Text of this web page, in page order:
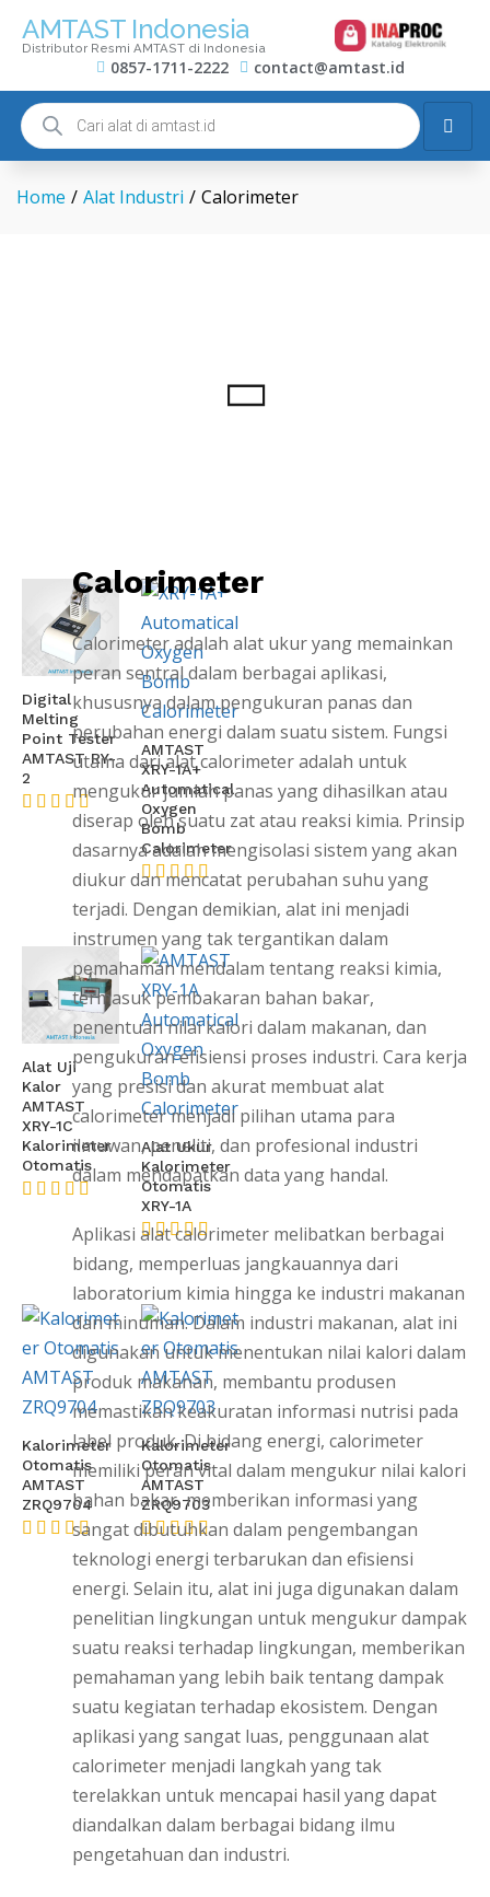
AMTAST Indonesia
Distributor Resmi AMTAST di Indonesia
0857-1711-2222 contact@amtast.id
Home / Alat Industri / Calorimeter
Digital
Melting
Point Tester
AMTAST RY-
2
★★★★★
AMTAST
XRY-1A+
Automatical
Oxygen
Bomb
Calorimeter
★★★★★
Alat Uji
Kalor
AMTAST
XRY-1C
Kalorimeter
Otomatis
Alat Ukur
Kalorimeter
Otomatis
XRY-1A
★★★★★
Kalorimeter
Otomatis
AMTAST
ZRQ9704
★★★★★
Kalorimeter
Otomatis
AMTAST
ZRQ9703
★★★★★
Calorimeter
Calorimeter adalah alat ukur yang memainkan
peran sentral dalam berbagai aplikasi,
khususnya dalam pengukuran panas dan
perubahan energi dalam suatu sistem. Fungsi
utama dari alat calorimeter adalah untuk
mengukur jumlah panas yang dihasilkan atau
diserap oleh suatu zat atau reaksi kimia. Prinsip
dasarnya adalah mengisolasi sistem yang akan
diukur dan mencatat perubahan suhu yang
terjadi. Dengan demikian, alat ini menjadi
instrumen yang tak tergantikan dalam
pemahaman mendalam tentang reaksi kimia,
termasuk pembakaran bahan bakar,
penentuan nilai kalori dalam makanan, dan
pengukuran efisiensi proses industri. Cara kerja
yang presisi dan akurat membuat alat
calorimeter menjadi pilihan utama para
ilmuwan, peneliti, dan profesional industri
dalam mendapatkan data yang handal.
Aplikasi alat calorimeter melibatkan berbagai
bidang, memperluas jangkauannya dari
laboratorium kimia hingga ke industri makanan
dan minuman. Dalam industri makanan, alat ini
digunakan untuk menentukan nilai kalori dalam
produk makanan, membantu produsen
memastikan keakuratan informasi nutrisi pada
label produk. Di bidang energi, calorimeter
memiliki peran vital dalam mengukur nilai kalori
bahan bakar, memberikan informasi yang
sangat dibutuhkan dalam pengembangan
teknologi energi terbarukan dan efisiensi
energi. Selain itu, alat ini juga digunakan dalam
penelitian lingkungan untuk mengukur dampak
suatu reaksi terhadap lingkungan, memberikan
pemahaman yang lebih baik tentang dampak
suatu kegiatan terhadap ekosistem. Dengan
aplikasi yang sangat luas, penggunaan alat
calorimeter menjadi langkah yang tak
terelakkan untuk mencapai hasil yang dapat
diandalkan dalam berbagai bidang ilmu
pengetahuan dan industri.